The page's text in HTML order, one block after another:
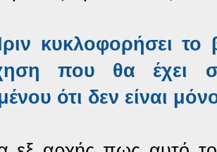
κυκλοφορήσει το
που θα έχει
ότι δεν είναι